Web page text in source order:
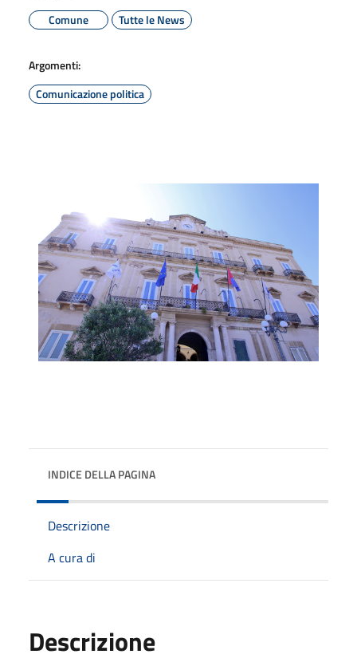
Comune
Tutte le News
Argomenti:
Comunicazione politica
INDICE DELLA PAGINA
Descrizione
A cura di
Descrizione